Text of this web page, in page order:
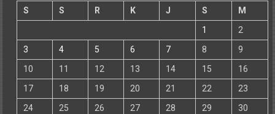
S
S R K J S
M
1
2
3
4 5 6 7 8
9
10
11 12 13 14 15
16
17
18 19 20 21 22
23
24
25 26 27 28 29
30